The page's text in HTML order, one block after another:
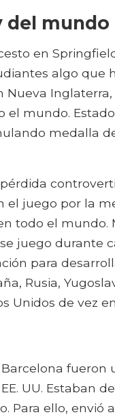
del mundo
en
algo que
el mundo.
medalla
el juego por la
todo el mundo.
juego durante
para
Rusia,
Unidos de vez
UU. Estaban
Para ello, envió